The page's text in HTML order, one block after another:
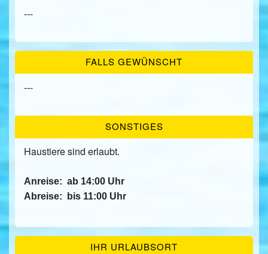
---
FALLS GEWÜNSCHT
---
SONSTIGES
Haustiere sind erlaubt.
Anreise: ab 14:00 Uhr
Abreise:
bis 11:00 Uhr
IHR URLAUBSORT